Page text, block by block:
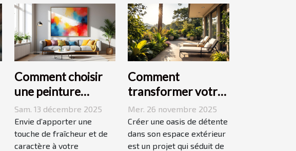
Comment choisir
une peinture
moderne pour
dynamiser votre
espace ?
Sam. 13 décembre 2025
Envie d’apporter une
touche de fraîcheur et de
caractère à votre
Comment
transformer votre
espace extérieur en
oasis de détente ?
Mer. 26 novembre 2025
Créer une oasis de détente
dans son espace extérieur
est un projet qui séduit de